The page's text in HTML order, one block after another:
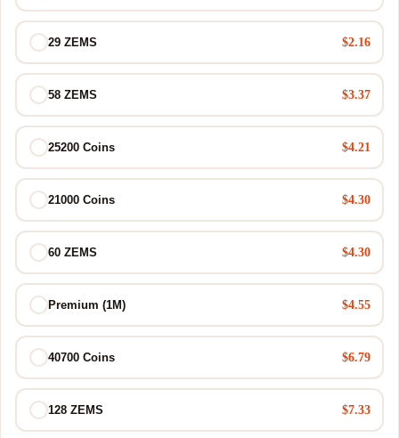
29 ZEMS $2.16
58 ZEMS $3.37
25200 Coins $4.21
21000 Coins $4.30
60 ZEMS $4.30
Premium (1M) $4.55
40700 Coins $6.79
128 ZEMS $7.33